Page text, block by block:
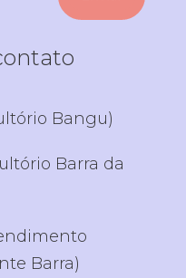
Bangu)
Barra da
Barra)